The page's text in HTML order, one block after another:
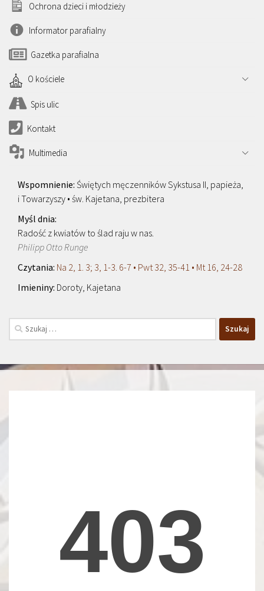
Ochrona dzieci i młodzieży
Informator parafialny
Gazetka parafialna
O kościele
Spis ulic
Kontakt
Multimedia
Świętych męczenników Sykstusa II, papieża,
i Towarzyszy • św. Kajetana, prezbitera
Radość z kwiatów to ślad raju w nas.
Philipp Otto Runge
Na 2, 1. 3; 3, 1-3. 6-7 • Pwt 32, 35-41 • Mt 16, 24-28
Doroty, Kajetana
Szukaj: